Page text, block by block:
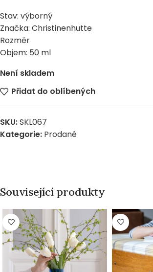
Stav: výborný
Značka: Christinenhutte
Rozměr
Objem: 50 ml
Není skladem
Přidat do oblíbených
SKU:SKL067
Kategorie: Prodané
Související produkty
PRODÁNO PRODÁNO